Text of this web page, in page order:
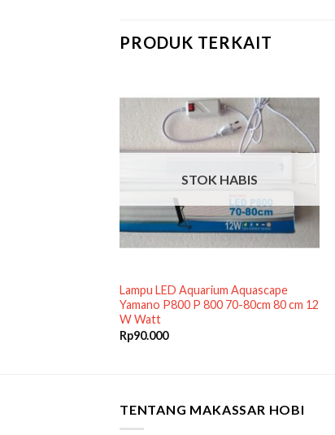
PRODUK TERKAIT
STOK HABIS
Lampu LED Aquarium Aquascape
Yamano P800 P 800 70-80cm 80 cm 12
W Watt
Rp90.000
TENTANG MAKASSAR HOBI